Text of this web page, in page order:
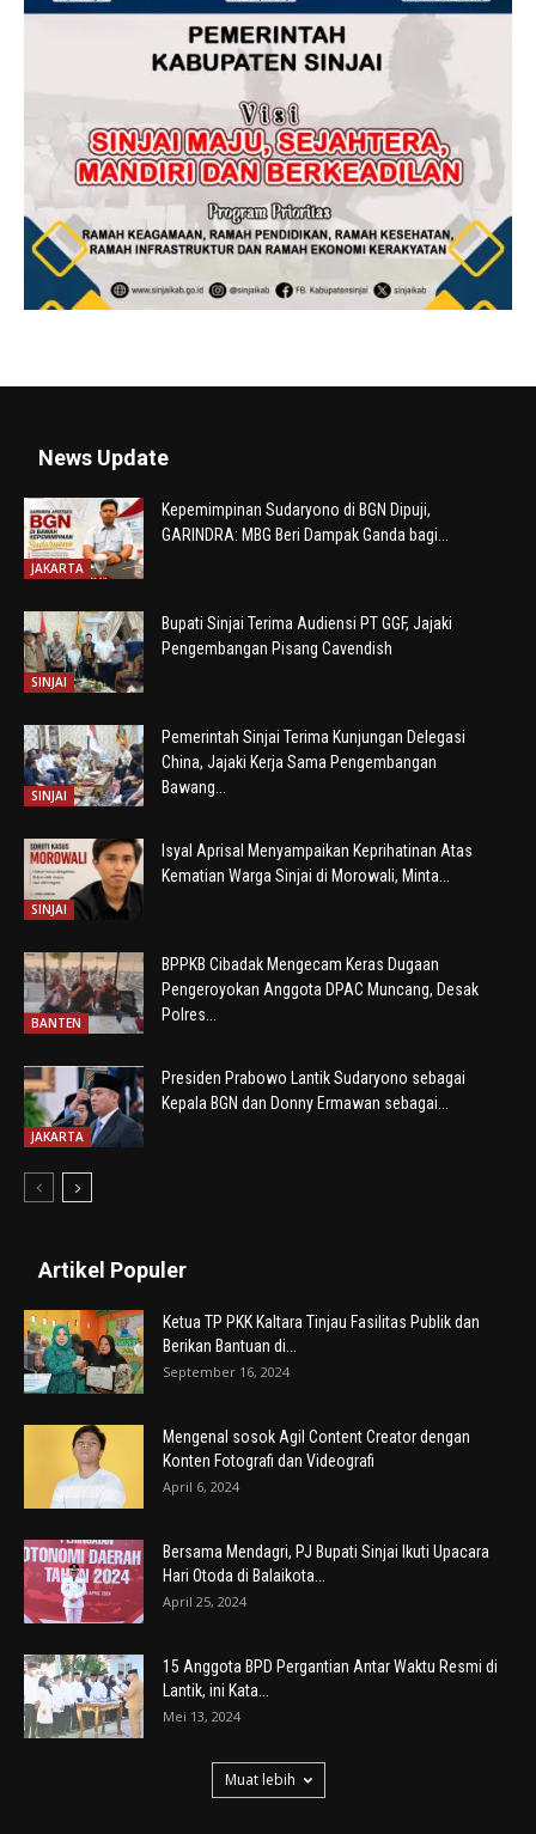
News Update
JAKARTA
Kepemimpinan Sudaryono di BGN Dipuji,
GARINDRA: MBG Beri Dampak Ganda bagi...
SINJAI
Bupati Sinjai Terima Audiensi PT GGF, Jajaki
Pengembangan Pisang Cavendish
SINJAI
Pemerintah Sinjai Terima Kunjungan Delegasi
China, Jajaki Kerja Sama Pengembangan
Bawang...
SINJAI
Isyal Aprisal Menyampaikan Keprihatinan Atas
Kematian Warga Sinjai di Morowali, Minta...
BANTEN
BPPKB Cibadak Mengecam Keras Dugaan
Pengeroyokan Anggota DPAC Muncang, Desak
Polres...
JAKARTA
Presiden Prabowo Lantik Sudaryono sebagai
Kepala BGN dan Donny Ermawan sebagai...
Artikel Populer
Ketua TP PKK Kaltara Tinjau Fasilitas Publik dan
Berikan Bantuan di...
September 16, 2024
Mengenal sosok Agil Content Creator dengan
Konten Fotografi dan Videografi
April 6, 2024
Bersama Mendagri, PJ Bupati Sinjai Ikuti Upacara
Hari Otoda di Balaikota...
April 25, 2024
15 Anggota BPD Pergantian Antar Waktu Resmi di
Lantik, ini Kata...
Mei 13, 2024
Muat lebih